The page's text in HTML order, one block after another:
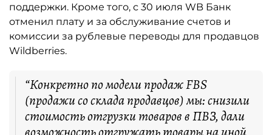
поддержки. Кроме того, с 30 июля WB Банк
отменил плату и за обслуживание счетов и
комиссии за рублевые переводы для продавцов
Wildberries.
“Конкретно по модели продаж FBS
(продажи со склада продавцов) мы: снизили
стоимость отгрузки товаров в ПВЗ, дали